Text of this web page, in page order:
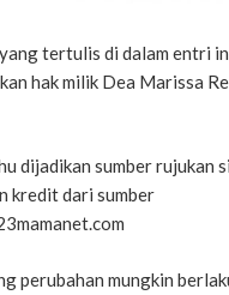
tertulis di dalam entri
hak milik Dea Marissa
dijadikan sumber rujukan
kredit dari sumber
perubahan mungkin